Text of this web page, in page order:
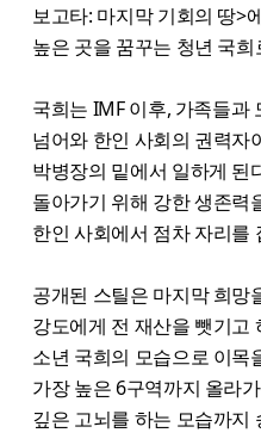
보고타: 마지막 기회의 땅>
높은 곳을 꿈꾸는 청년 국
국희는 IMF 이후, 가족들과
넘어와 한인 사회의 권력자
박병장의 밑에서 일하게 된
돌아가기 위해 강한 생존력
한인 사회에서 점차 자리를
공개된 스틸은 마지막 희망
강도에게 전 재산을 뺏기고
소년 국희의 모습으로 이목
가장 높은 6구역까지 올라
깊은 고뇌를 하는 모습까지